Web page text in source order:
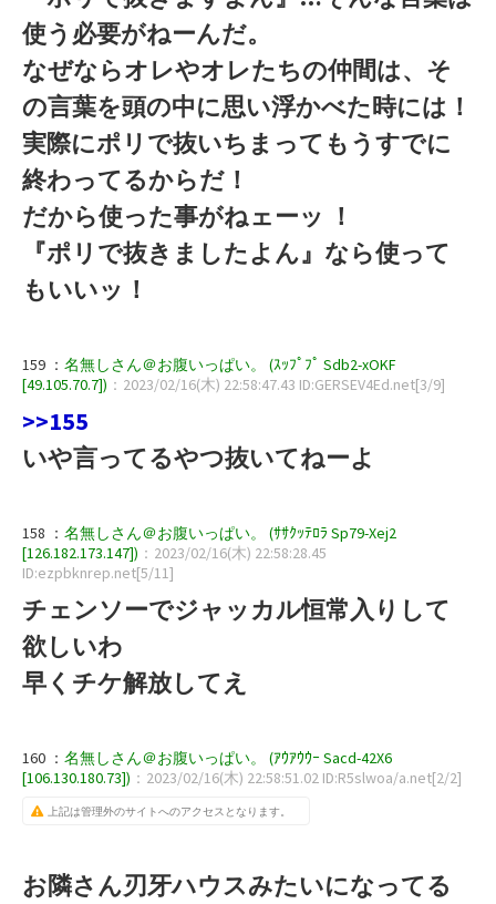
使う必要がねーんだ。
なぜならオレやオレたちの仲間は、そ
の言葉を頭の中に思い浮かべた時には！
実際にポリで抜いちまってもうすでに
終わってるからだ！
だから使った事がねェーッ ！
『ポリで抜きましたよん』なら使って
もいいッ！
159 ： 名無しさん＠お腹いっぱい。 (ｽｯﾌﾟﾌﾟ Sdb2-xOKF
[49.105.70.7]) ：2023/02/16(木) 22:58:47.43 ID:GERSEV4Ed.net[3/9]
>>155
いや言ってるやつ抜いてねーよ
158 ： 名無しさん＠お腹いっぱい。 (ｻｻｸｯﾃﾛﾗ Sp79-Xej2
[126.182.173.147]) ：2023/02/16(木) 22:58:28.45
ID:ezpbknrep.net[5/11]
チェンソーでジャッカル恒常入りして
欲しいわ
早くチケ解放してえ
160 ： 名無しさん＠お腹いっぱい。 (ｱｳｱｳｳｰ Sacd-42X6
[106.130.180.73]) ：2023/02/16(木) 22:58:51.02 ID:R5slwoa/a.net[2/2]
上記は管理外のサイトへのアクセスとなります。
お隣さん刃牙ハウスみたいになってる